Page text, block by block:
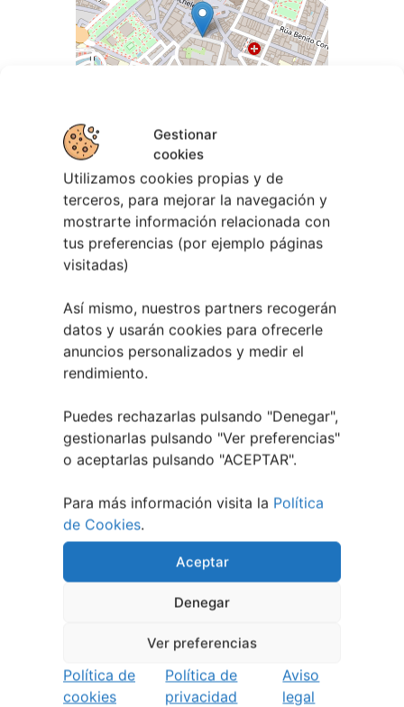
Gestionar
cookies
Utilizamos cookies propias y de
terceros, para mejorar la navegación y
mostrarte información relacionada con
tus preferencias (por ejemplo páginas
visitadas)
Así mismo, nuestros partners recogerán
datos y usarán cookies para ofrecerle
anuncios personalizados y medir el
rendimiento.
Puedes rechazarlas pulsando "Denegar",
gestionarlas pulsando "Ver preferencias"
o aceptarlas pulsando "ACEPTAR".
Para más información visita la Política
de Cookies.
Aceptar
Denegar
Ver preferencias
Política de
cookies
Política de
privacidad
Aviso
legal
Leaflet| ©OpenStreetMapcontributors
EVENTOS RELACIONADOS